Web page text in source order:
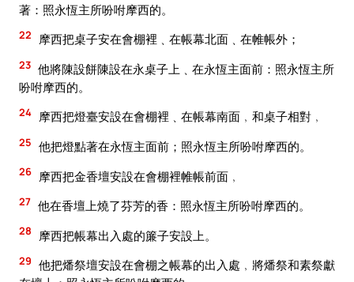
著：照永恆主所吩咐摩西的。
22 摩西把桌子安在會棚裡﹑在帳幕北面﹑在帷帳外；
23 他將陳設餅陳設在永桌子上﹑在永恆主面前：照永恆主所
吩咐摩西的。
24 摩西把燈臺安設在會棚裡﹑在帳幕南面﹐和桌子相對﹐
25 他把燈點著在永恆主面前；照永恆主所吩咐摩西的。
26 摩西把金香壇安設在會棚裡帷帳前面﹐
27 他在香壇上燒了芬芳的香：照永恆主所吩咐摩西的。
28 摩西把帳幕出入處的簾子安設上。
29 他把燔祭壇安設在會棚之帳幕的出入處﹐將燔祭和素祭獻